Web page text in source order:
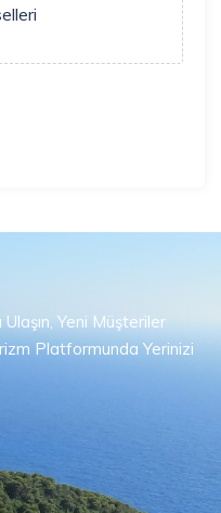
Yeni Müşteriler
Platformunda Yerinizi